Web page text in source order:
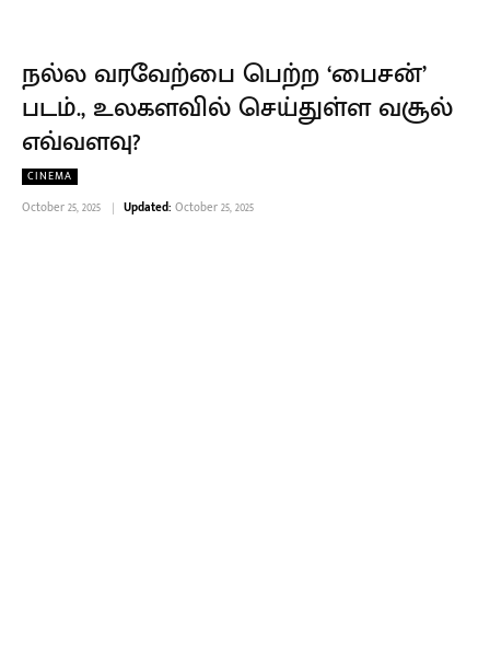
நல்ல வரவேற்பை பெற்ற ‘பைசன்’
படம்., உலகளவில் செய்துள்ள வசூல்
எவ்வளவு?
CINEMA
October 25, 2025 Updated: October 25, 2025